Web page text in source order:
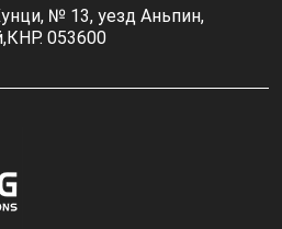
№ 13, уезд Аньпин,
053600